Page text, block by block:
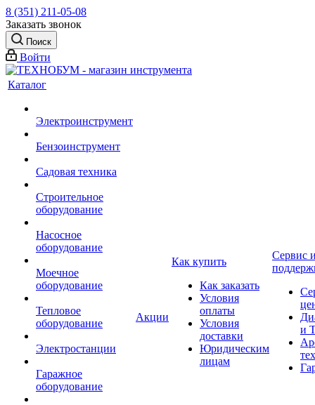
8 (351) 211-05-08
Заказать звонок
Поиск
Войти
Каталог
Электроинструмент
Бензоинструмент
Садовая техника
Строительное
оборудование
Насосное
оборудование
Моечное
оборудование
Тепловое
оборудование
Электростанции
Гаражное
оборудование
Акции
Как купить
Как заказать
Условия
оплаты
Условия
доставки
Юридическим
лицам
Сервис
и